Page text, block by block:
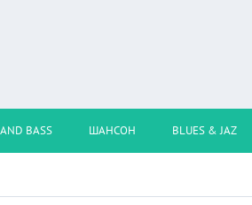
BASS ШАНСОН BLUES & JAZ